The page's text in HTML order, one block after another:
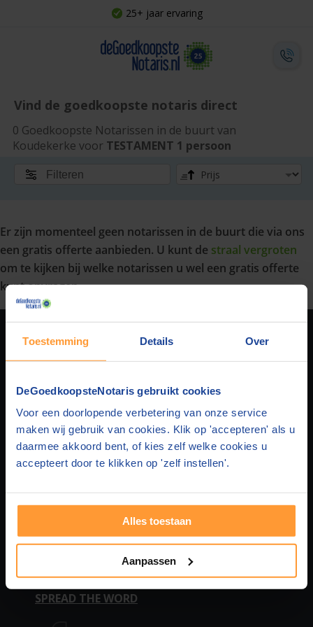
Toestemming Details Over
DeGoedkoopsteNotaris gebruikt cookies
Voor een doorlopende verbetering van onze service
maken wij gebruik van cookies. Klik op 'accepteren' als u
daarmee akkoord bent, of kies zelf welke cookies u
accepteert door te klikken op 'zelf instellen'.
Alles toestaan
Aanpassen
25+ jaar ervaring
Vind de goedkoopste notaris direct
0 Goedkoopste Notarissen in de buurt van
Koudekerke voor TESTAMENT 1 persoon
Filteren
Er zijn momenteel geen notarissen in de buurt die via ons
een gratis offerte aanbieden. U kunt de straal vergroten
om te kijken bij welke notarissen u wel een gratis offerte
kunt opvragen.
Over ons
Privacy
Disclaimer
In de media
HUIS & HYPOTHEEK
Hypotheek en Levering
Hypotheek en Samenlevingscontract
Leveringsakte
FAMILIEZAKEN
Levenstestament
Levenstestament 2 personen
Stichting oprichten
Statutenwijziging
Over huis en hypotheek
Over persoon en familie
VEELGESTELDE VRAGEN
Vragen huis en hypotheek
SPREAD THE WORD